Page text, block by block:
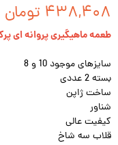
۴۳۸,۴۰۸ تومان
طعمه ماهیگیری پروانه ای
سایزهای موجود 10 و 8
بسته 2 عددی
ساخت ژاپن
شناور
کیفیت عالی
قلاب سه شاخ